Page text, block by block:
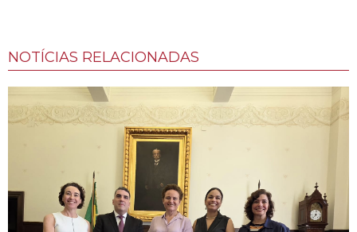
NOTÍCIAS RELACIONADAS